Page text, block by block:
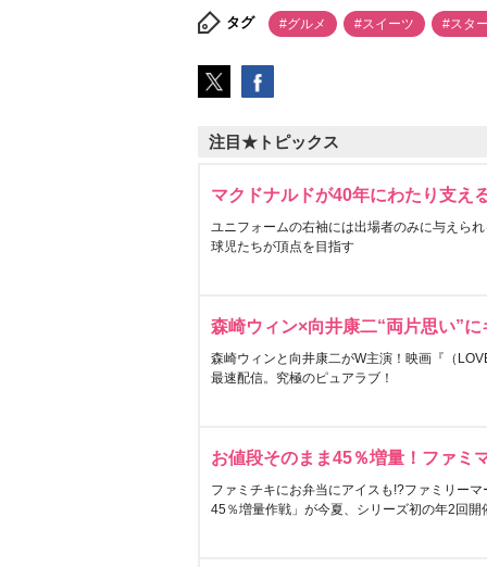
タグ #グルメ #スイーツ #スタ
注目★トピックス
マクドナルドが40年にわたり支え
ユニフォームの右袖には出場者のみに与えら
球児たちが頂点を目指す
森崎ウィン×向井康二“両片思い”
森崎ウィンと向井康二がW主演！映画『（
最速配信。究極のピュアラブ！
お値段そのまま45％増量！ファミ
ファミチキにお弁当にアイスも!?ファミリー
45％増量作戦」が今夏、シリーズ初の年2回開